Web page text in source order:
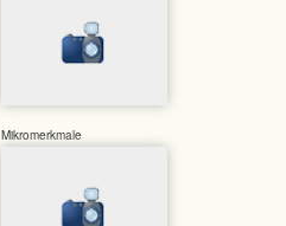
Mikromerkmale